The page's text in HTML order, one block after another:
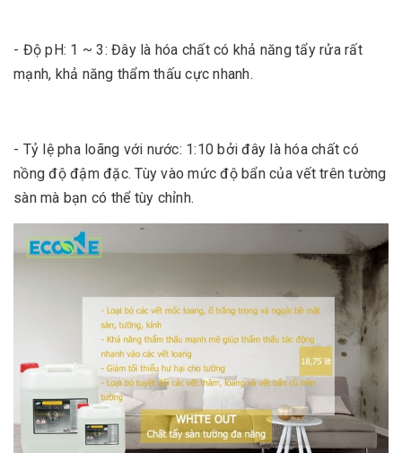
- Độ pH: 1 ~ 3: Đây là hóa chất có khả năng tẩy rửa rất
mạnh, khả năng thẩm thấu cực nhanh.
- Tỷ lệ pha loãng với nước: 1:10 bởi đây là hóa chất có
nồng độ đậm đặc. Tùy vào mức độ bẩn của vết trên tường
sàn mà bạn có thể tùy chỉnh.